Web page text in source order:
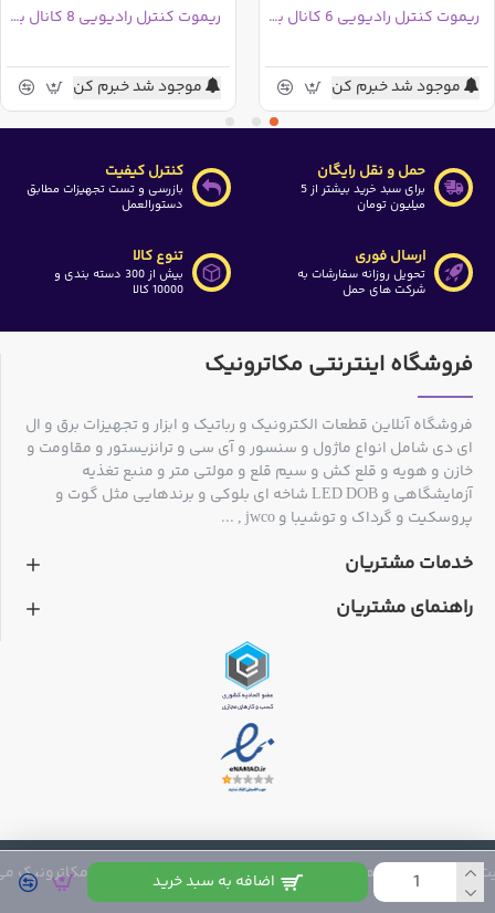
اضافه به سبد خرید
ریموت کنترل رادیویی 6 کانال برد بالا به همراه گیرنده
موجود شد خبرم کن
ریموت کنترل رادیویی 8 کانال برد بالا به همراه گیرنده
موجود شد خبرم کن
حمل و نقل رایگان
برای سبد خرید بیشتر از 5
میلیون تومان
کنترل کیفیت
بازرسی و تست تجهیزات مطابق
دستورالعمل
ارسال فوری
تحویل روزانه سفارشات به
شرکت های حمل
تنوع کالا
بیش از 300 دسته بندی و
10000 کالا
فروشگاه اینترنتی مکاترونیک
فروشگاه آنلاین قطعات الکترونیک و رباتیک و ابزار و تجهیزات برق و ال
ای دی شامل انواع ماژول و سنسور و آی سی و ترانزیستور و مقاومت و
خازن و هویه و قلع کش و سیم قلع و مولتی متر و منبع تغذیه
آزمایشگاهی و LED DOB شاخه ای بلوکی و برندهایی مثل گوت و
پروسکیت و گرداک و توشیبا و jwco , ...
خدمات مشتریان
راهنمای مشتریان
فروشگاه مکاترونیک می باشد